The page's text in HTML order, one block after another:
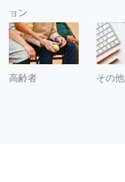
ョン
高齢者 その他